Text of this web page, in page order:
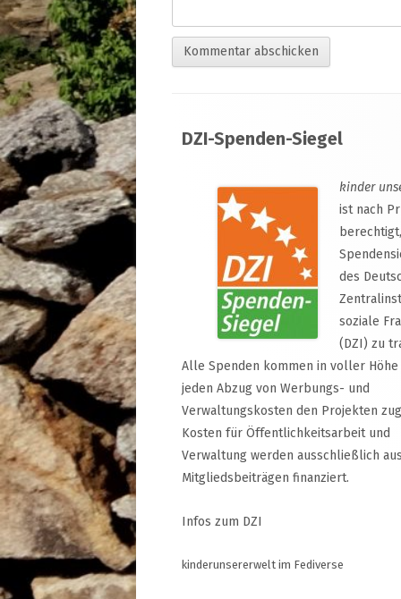
Inhalt
DZI-Spenden-Siegel
kinder
ist nach
des
soziale
(DZI) zu
Alle Spenden kommen in voller Höhe
jeden Abzug von Werbungs- und
Verwaltungskosten den Projekten
Kosten für Öffentlichkeitsarbeit und
Verwaltung werden ausschließlich
Mitgliedsbeiträgen finanziert.
Infos zum DZI
kinderunsererwelt im Fediverse